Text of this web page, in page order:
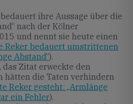
ihre Aussage über die
nach der Kölner
und nennt sie heute einen
Reker bedauert umstrittenen
Abstand“).
Zitat erweckte den
hätten die Taten verhindern
Reker gesteht: „Armlänge
ein Fehler).